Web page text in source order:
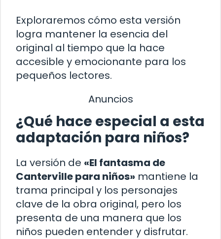
Exploraremos cómo esta versión
logra mantener la esencia del
original al tiempo que la hace
accesible y emocionante para los
pequeños lectores.
Anuncios
¿Qué hace especial a esta
adaptación para niños?
La versión de «El fantasma de
Canterville para niños» mantiene la
trama principal y los personajes
clave de la obra original, pero los
presenta de una manera que los
niños pueden entender y disfrutar.